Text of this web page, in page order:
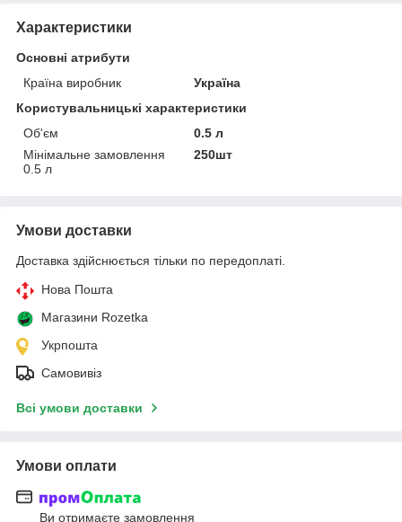
Характеристики
Основні атрибути
Країна виробник
Україна
Користувальницькі характеристики
Об'єм
0.5 л
Мінімальне замовлення
0.5 л
250шт
Умови доставки
Доставка здійснюється тільки по передоплаті.
Нова Пошта
Магазини Rozetka
Укрпошта
Самовивіз
Всі умови доставки
Умови оплати
Ви отримаєте замовлення